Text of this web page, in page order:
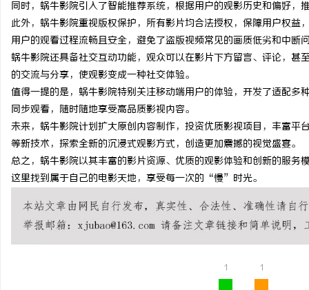
同时，蜗牛影院引入了智能推荐系统，根据用户的观影历史和偏好，
此外，蜗牛影院重视版权保护，所有影片均合法授权，保障用户权
用户的观看过程流畅且安全，避免了盗版视频常见的画质低劣和中断
蜗牛影院还具备社交互动功能，观众可以在影片下方留言、评论，
的交流与分享，使观影变成一种社交体验。
值得一提的是，蜗牛影院特别关注移动端用户的体验，开发了适配
同步观看，随时随地享受高品质影视内容。
未来，蜗牛影院计划扩大原创内容制作，投资优质影视项目，丰富
等新技术，探索全新的沉浸式观影方式，创造更加震撼的视觉盛宴。
总之，蜗牛影院以其丰富的影片资源、优质的观影体验和创新的服
这里找到属于自己的电影天地，享受每一次的“慢”时光。
1 1
武汉配眼镜 上海配眼镜